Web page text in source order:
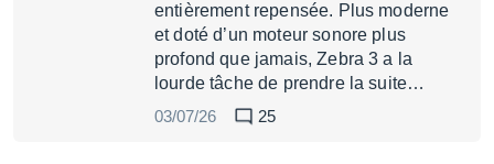
entièrement repensée. Plus moderne
et doté d’un moteur sonore plus
profond que jamais, Zebra 3 a la
lourde tâche de prendre la suite…
03/07/26
25